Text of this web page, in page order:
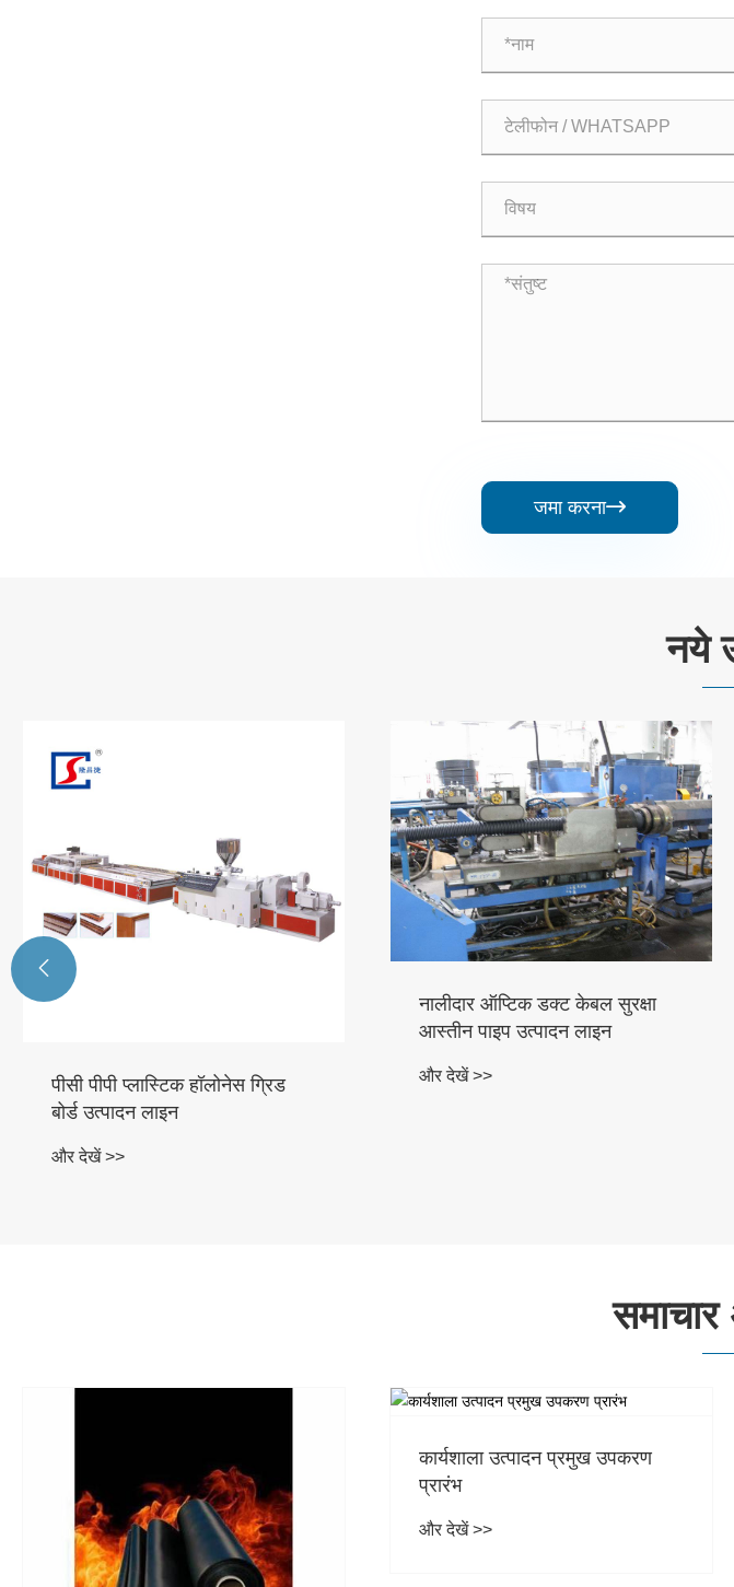
जमा करना
नये
पीसी पीपी प्लास्टिक हॉलोनेस ग्रिड
बोर्ड उत्पादन लाइन
और देखें >>
नालीदार ऑप्टिक डक्ट केबल सुरक्षा
आस्तीन पाइप उत्पादन लाइन
और देखें >>

कार्यशाला उत्पादन प्रमुख उपकरण
प्रारंभ
और देखें >>